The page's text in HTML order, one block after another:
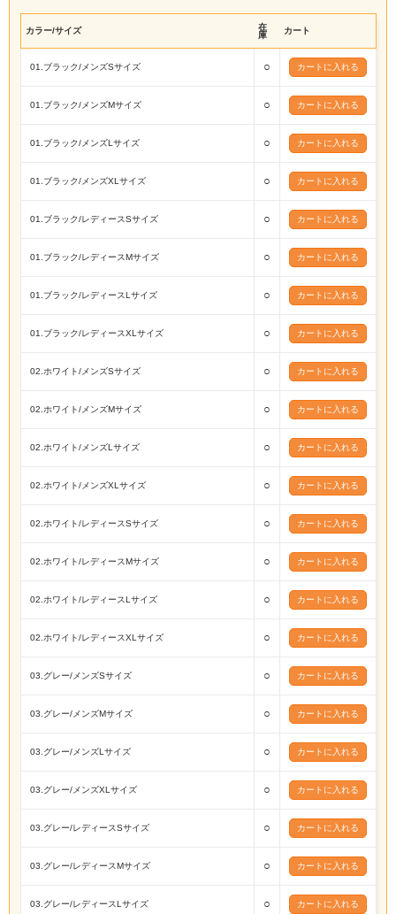
カラー/サイズ
在
庫
カート
01.ブラック/メンズSサイズ ○
01.ブラック/メンズMサイズ ○
01.ブラック/メンズLサイズ ○
01.ブラック/メンズXLサイズ ○
01.ブラック/レディースSサイズ ○
01.ブラック/レディースMサイズ ○
01.ブラック/レディースLサイズ ○
01.ブラック/レディースXLサイズ ○
02.ホワイト/メンズSサイズ ○
02.ホワイト/メンズMサイズ ○
02.ホワイト/メンズLサイズ ○
02.ホワイト/メンズXLサイズ ○
02.ホワイト/レディースSサイズ ○
02.ホワイト/レディースMサイズ ○
02.ホワイト/レディースLサイズ ○
02.ホワイト/レディースXLサイズ ○
03.グレー/メンズSサイズ ○
03.グレー/メンズMサイズ ○
03.グレー/メンズLサイズ ○
03.グレー/メンズXLサイズ ○
03.グレー/レディースSサイズ ○
03.グレー/レディースMサイズ ○
03.グレー/レディースLサイズ ○